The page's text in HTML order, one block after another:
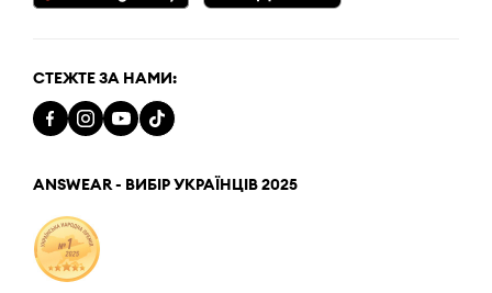
СТЕЖТЕ ЗА НАМИ:
ANSWEAR - ВИБІР УКРАЇНЦІВ 2025